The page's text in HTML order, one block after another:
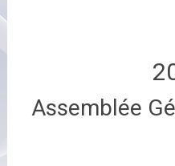
Assemblée